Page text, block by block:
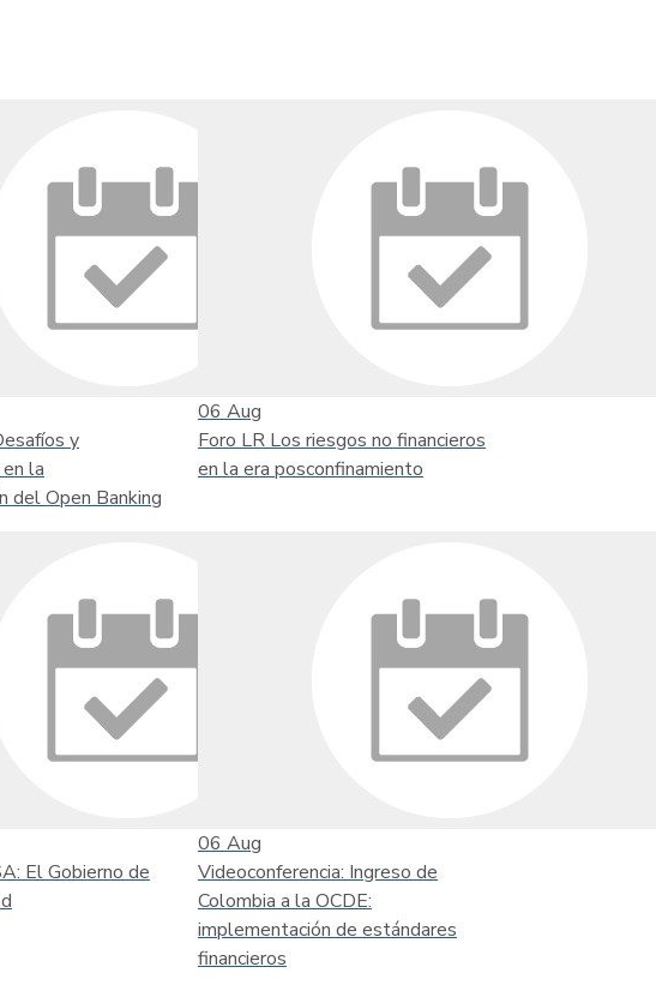
y
la
del Open Banking
06 Aug
Foro LR Los riesgos no financieros
en la era posconfinamiento
El Gobierno de
06 Aug
Videoconferencia: Ingreso de
Colombia a la OCDE:
implementación de estándares
financieros